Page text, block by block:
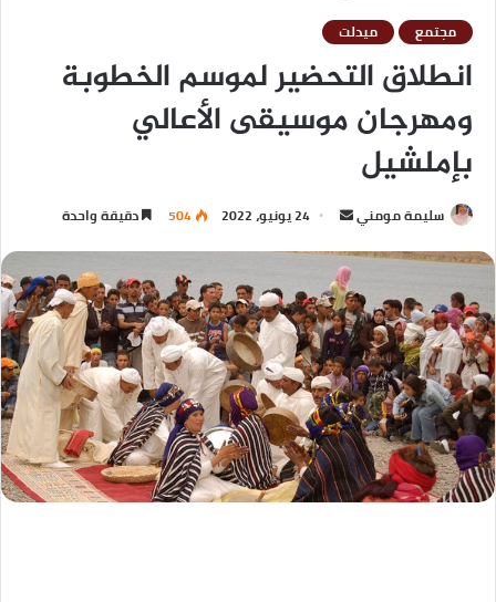
مجتمع ميدلت
انطلاق التحضير لموسم الخطوبة
ومهرجان موسيقى الأعالي
بإملشيل
سليمة مومني 24 يونيو، 2022 504 دقيقة واحدة